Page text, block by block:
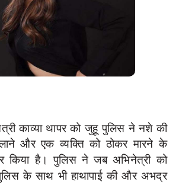
काव्या थापर को जुहू पुलिस नेनशे की
और एक व्यक्ति को ठोकर मारने के
किया है। पुलिस ने जब अभिनेत्री को
के साथ भी हाथापाई की और अभद्र